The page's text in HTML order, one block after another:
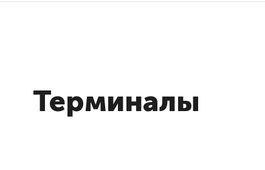
Терминалы